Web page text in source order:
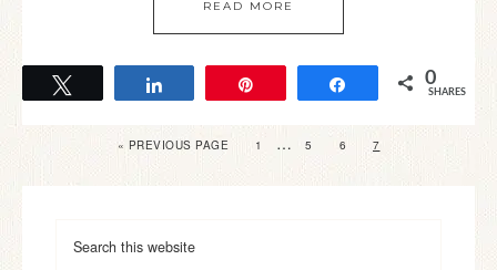
READ MORE
Share 0
SHARES
« PREVIOUS PAGE 1 … 5 6 7